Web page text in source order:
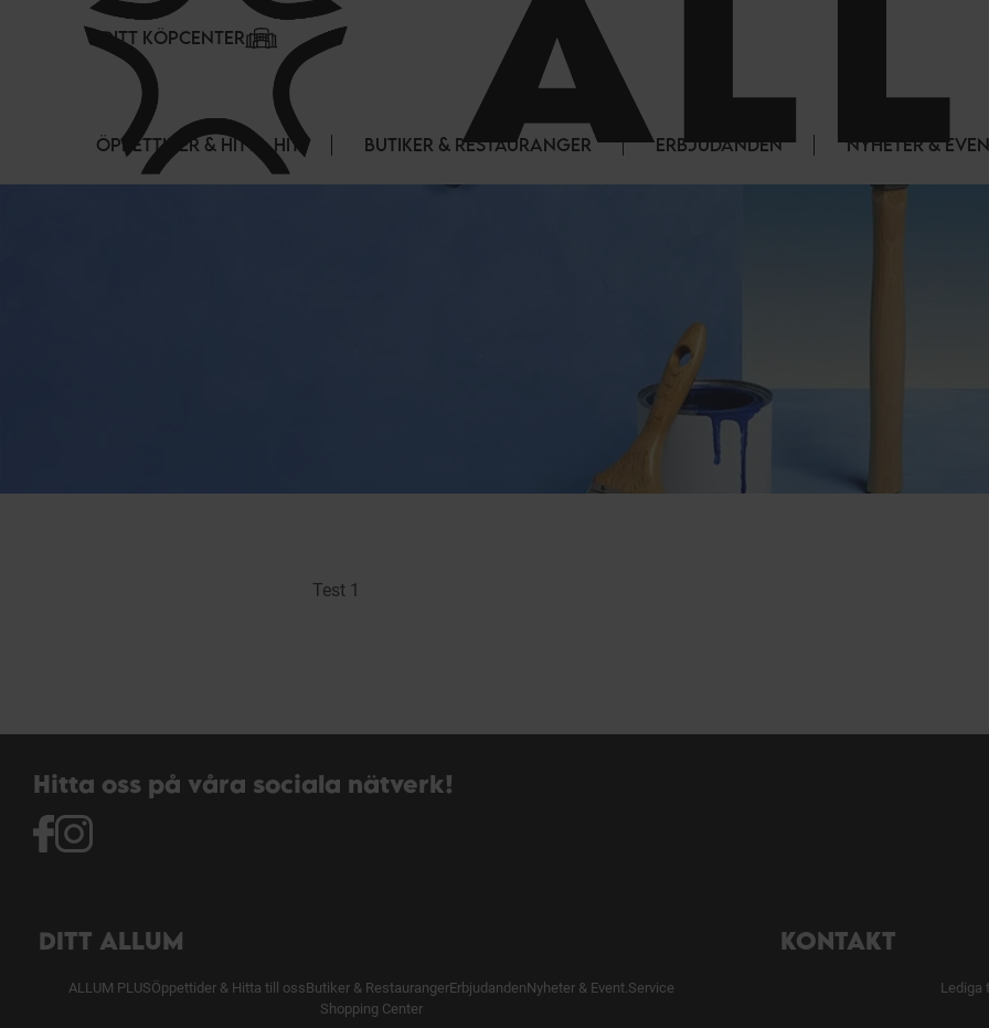
DITT KÖPCENTER
ÖPPETTIDER & HITTA HIT BUTIKER & RESTAURANGER ERBJUDANDEN NYHETER &
Test 1
Hitta oss på våra sociala nätverk!
DITT ALLUM
ALLUM PLUSÖppettider & Hitta till ossButiker & RestaurangerErbjudandenNyheter & Event.Service
Shopping Center
KONTAKT
Lediga
Cookie- hanteringspanel